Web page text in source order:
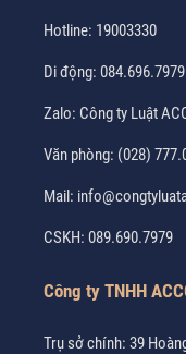
Hotline: 19003330
Di động: 084.696.7979
Zalo: Công ty Luật
Văn phòng: (028)
Mail:
CSKH: 089.690.7979
Công ty TNHH
Trụ sở chính: 39